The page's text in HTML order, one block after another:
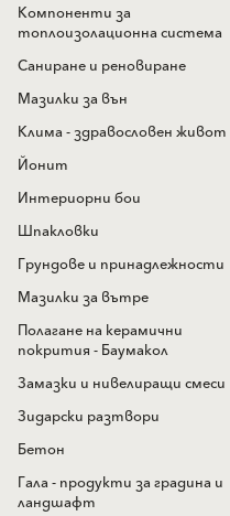
Компоненти за
топлоизолационна система
Саниране и реновиране
Мазилки за вън
Клима - здравословен живот
Йонит
Интериорни бои
Шпакловки
Грундове и принадлежности
Мазилки за вътре
Полагане на керамични
покрития - Баумакол
Замазки и нивелиращи смеси
Зидарски разтвори
Бетон
Гала - продукти за градина и
ландшафт